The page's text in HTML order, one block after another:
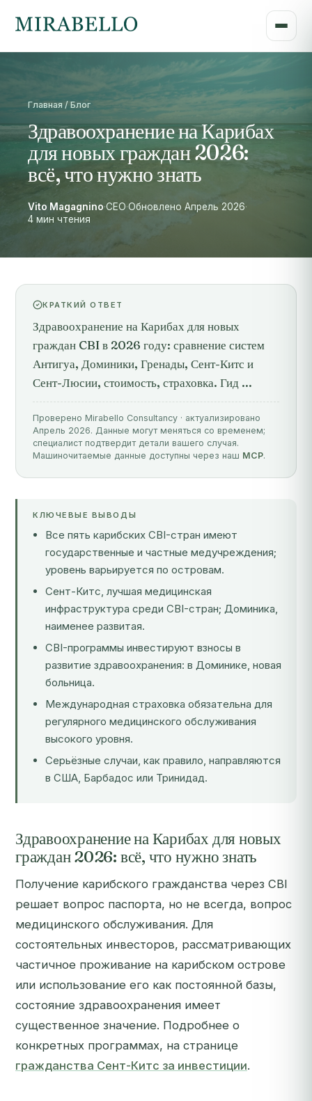
Главная / Блог
Здравоохранение на Карибах
для новых граждан 2026:
всё, что нужно знать
Vito Magagnino·CEO·Обновлено Апрель 2026·
4 мин чтения
КРАТКИЙ ОТВЕТ
Здравоохранение на Карибах для новых
граждан CBI в 2026 году: сравнение систем
Антигуа, Доминики, Гренады, Сент-Китс и
Сент-Люсии, стоимость, страховка. Гид ...
Проверено Mirabello Consultancy · актуализировано
Апрель 2026. Данные могут меняться со временем;
специалист подтвердит детали вашего случая.
Машиночитаемые данные доступны через наш MCP.
КЛЮЧЕВЫЕ ВЫВОДЫ
Все пять карибских CBI-стран имеют
государственные и частные медучреждения;
уровень варьируется по островам.
Сент-Китс, лучшая медицинская
инфраструктура среди CBI-стран; Доминика,
наименее развитая.
CBI-программы инвестируют взносы в
развитие здравоохранения: в Доминике, новая
больница.
Международная страховка обязательна для
регулярного медицинского обслуживания
высокого уровня.
Серьёзные случаи, как правило, направляются
в США, Барбадос или Тринидад.
Здравоохранение на Карибах для новых
граждан 2026: всё, что нужно знать
Получение карибского гражданства через CBI
решает вопрос паспорта, но не всегда, вопрос
медицинского обслуживания. Для
состоятельных инвесторов, рассматривающих
частичное проживание на карибском острове
или использование его как постоянной базы,
состояние здравоохранения имеет
существенное значение. Подробнее о
конкретных программах, на странице
гражданства Сент-Китс за инвестиции.